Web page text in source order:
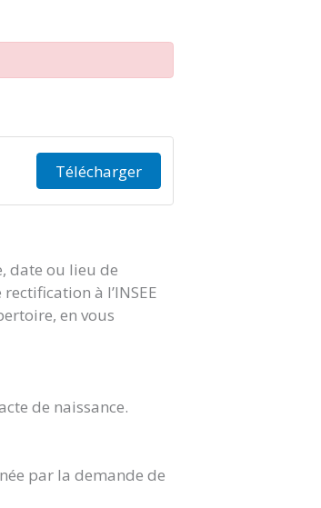
Télécharger
date ou lieu de
à l’INSEE
en vous
de naissance.
par la demande de